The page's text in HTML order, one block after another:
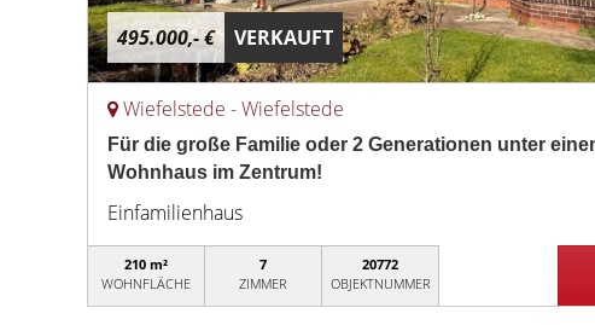
495.000,- € VERKAUFT
Wiefelstede - Wiefelstede
Für die große Familie oder 2 Generationen unter
Wohnhaus im Zentrum!
Einfamilienhaus
210 m²
WOHNFLÄCHE
7
ZIMMER
20772
OBJEKTNUMMER